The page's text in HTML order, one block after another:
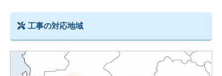
工事の対応地域